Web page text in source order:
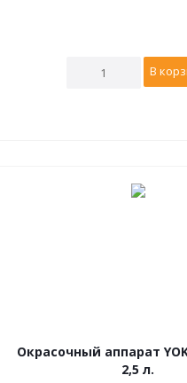
В
Окрасочный аппарат
2,5 л.